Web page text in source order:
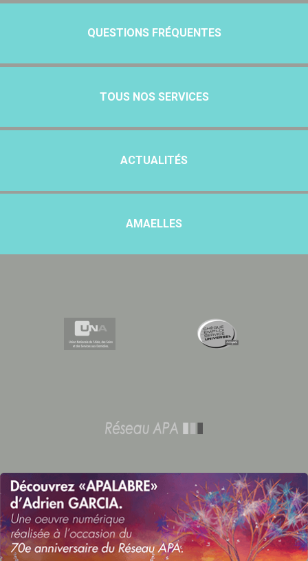
QUESTIONS FRÉQUENTES
TOUS NOS SERVICES
ACTUALITÉS
AMAELLES